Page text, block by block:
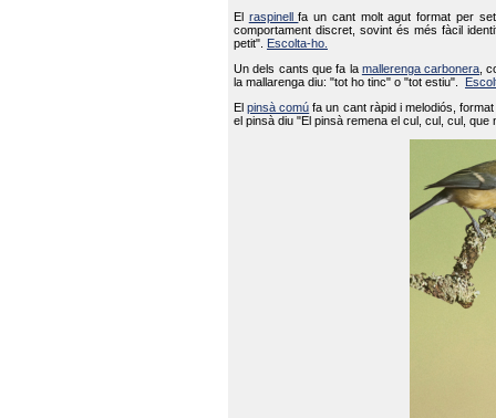
El raspinellfa un cant molt agut format per
comportament discret, sovint és més fàcil
petit".
Escolta-ho.
Un dels cants que fa la mallerenga carbonera ,
la mallarenga diu: "tot ho tinc" o "tot estiu".
Elpinsà comú fa un cant ràpid i melodiós,
el pinsà diu "El pinsà remena el cul, cul, cul,